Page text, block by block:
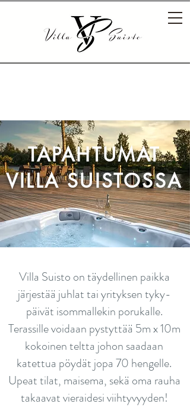
TAPAHTUMAT
VILLA SUISTOSSA
Villa Suisto on täydellinen paikka
järjestää juhlat tai yrityksen tyky-
päivät isommallekin porukalle.
Terassille voidaan pystyttää 5m x 10m
kokoinen teltta johon saadaan
katettua pöydät jopa 70 hengelle.
Upeat tilat, maisema, sekä oma rauha
takaavat vieraidesi viihtyvyyden!